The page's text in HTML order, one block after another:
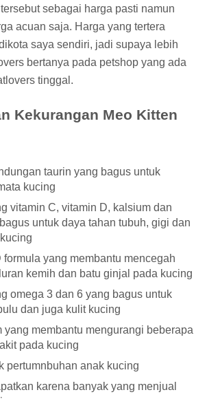
sebagai harga pasti namun
acuan saja. Harga yang tertera
saya sendiri, jadi supaya lebih
bertanya pada petshop yang ada
tinggal.
Kekurangan Meo Kitten
taurin yang bagus untuk
kucing
vitamin C, vitamin D, kalsium dan
untuk daya tahan tubuh, gigi dan
yang membantu mencegah
kemih dan batu ginjal pada kucing
omega 3 dan 6 yang bagus untuk
dan juga kulit kucing
yang membantu mengurangi beberapa
pada kucing
pertumnbuhan anak kucing
karena banyak yang menjual